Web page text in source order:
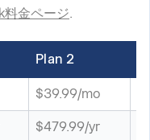
料金ページ.
Plan 2
$39.99/mo
$479.99/yr